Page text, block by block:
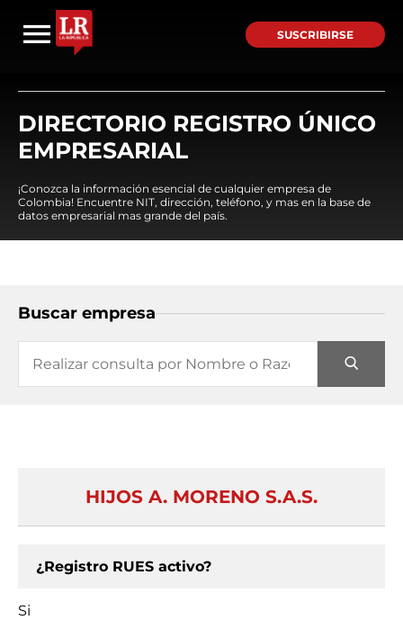
SUSCRIBIRSE
DIRECTORIO REGISTRO ÚNICO
EMPRESARIAL
¡Conozca la información esencial de cualquier empresa de
Colombia! Encuentre NIT, dirección, teléfono, y mas en la base de
datos empresarial mas grande del país.
Buscar empresa
HIJOS A. MORENO S.A.S.
¿Registro RUES activo?
Si